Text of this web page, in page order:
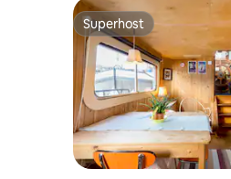
Superhost
Superhost